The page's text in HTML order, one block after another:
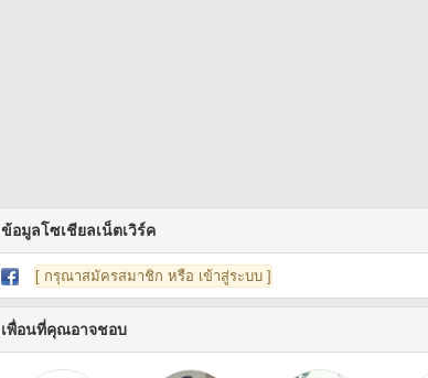
ข้อมูลโซเชียลเน็ตเวิร์ค
[ กรุณาสมัครสมาชิก หรือ เข้าสู่ระบบ ]
เพื่อนที่คุณอาจชอบ